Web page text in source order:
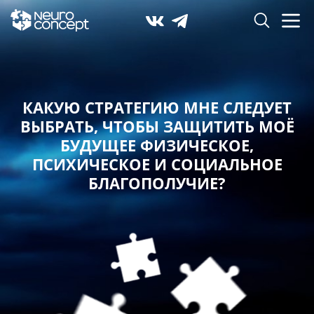
КАКУЮ СТРАТЕГИЮ МНЕ СЛЕДУЕТ
ВЫБРАТЬ,ЧТОБЫ ЗАЩИТИТЬ МОЁ
БУДУЩЕЕ ФИЗИЧЕСКОЕ,
ПСИХИЧЕСКОЕ И СОЦИАЛЬНОЕ
БЛАГОПОЛУЧИЕ?